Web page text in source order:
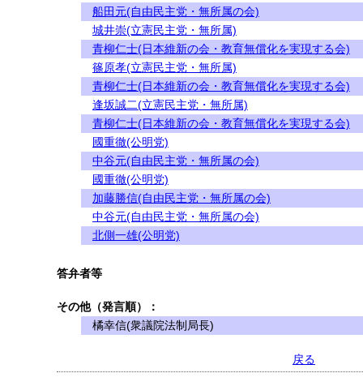
船田元(自由民主党・無所属の会)
城井崇(立憲民主党・無所属)
青柳仁士(日本維新の会・教育無償化を実現する会)
篠原孝(立憲民主党・無所属)
青柳仁士(日本維新の会・教育無償化を実現する会)
逢坂誠二(立憲民主党・無所属)
青柳仁士(日本維新の会・教育無償化を実現する会)
國重徹(公明党)
中谷元(自由民主党・無所属の会)
國重徹(公明党)
加藤勝信(自由民主党・無所属の会)
中谷元(自由民主党・無所属の会)
北側一雄(公明党)
答弁者等
その他（発言順）：
橘幸信(衆議院法制局長)
戻る